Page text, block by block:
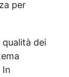
per
dei
In